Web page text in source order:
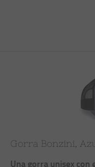
Gorra Bonzini,
Una gorra unisex con